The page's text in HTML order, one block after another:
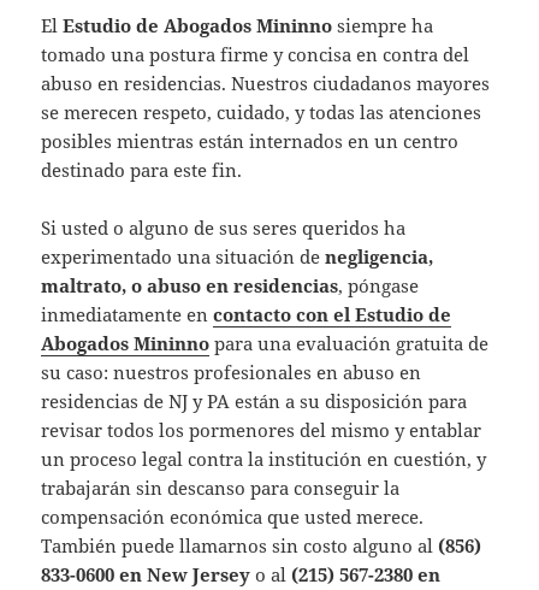
ElEstudio de Abogados Mininno siempre ha
tomado una postura firme y concisa en contra del
abuso en residencias. Nuestros ciudadanos mayores
se merecen respeto, cuidado, y todas las atenciones
posibles mientras están internados en un centro
destinado para este fin.
Si usted o alguno de sus seres queridos ha
experimentado una situación denegligencia,
maltrato, o abuso en residencias, póngase
inmediatamente encontacto con el Estudio de
Abogados Mininno para una evaluación gratuita de
su caso: nuestros profesionales en abuso en
residencias de NJ y PA están a su disposición para
revisar todos los pormenores del mismo y entablar
un proceso legal contra la institución en cuestión, y
trabajarán sin descanso para conseguir la
compensación económica que usted merece.
También puede llamarnos sin costo alguno al (856)
833-0600 en New Jersey o al (215) 567-2380 en